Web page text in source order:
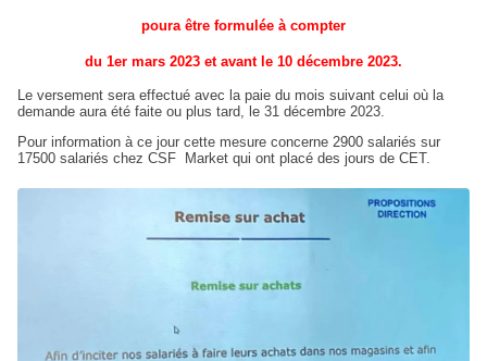
poura être formulée à compter
du 1er mars 2023 et avant le 10 décembre 2023.
Le versement sera effectué avec la paie du mois suivant celui où la
demande aura été faite ou plus tard, le 31 décembre 2023.
Pour information à ce jour cette mesure concerne 2900 salariés sur
17500 salariés chez CSF Market qui ont placé des jours de CET.